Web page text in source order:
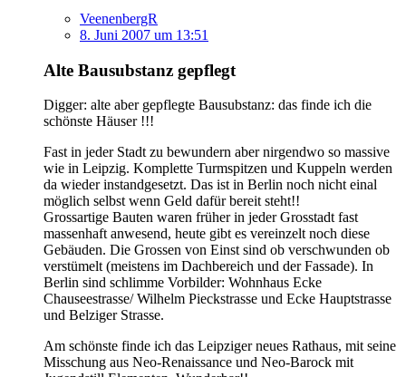
VeenenbergR
8. Juni 2007 um 13:51
Alte Bausubstanz gepflegt
Digger: alte aber gepflegte Bausubstanz: das finde ich die
schönste Häuser !!!
Fast in jeder Stadt zu bewundern aber nirgendwo so massive
wie in Leipzig. Komplette Turmspitzen und Kuppeln werden
da wieder instandgesetzt. Das ist in Berlin noch nicht einal
möglich selbst wenn Geld dafür bereit steht!!
Grossartige Bauten waren früher in jeder Grosstadt fast
massenhaft anwesend, heute gibt es vereinzelt noch diese
Gebäuden. Die Grossen von Einst sind ob verschwunden ob
verstümelt (meistens im Dachbereich und der Fassade). In
Berlin sind schlimme Vorbilder: Wohnhaus Ecke
Chauseestrasse/ Wilhelm Pieckstrasse und Ecke Hauptstrasse
und Belziger Strasse.
Am schönste finde ich das Leipziger neues Rathaus, mit seine
Misschung aus Neo-Renaissance und Neo-Barock mit